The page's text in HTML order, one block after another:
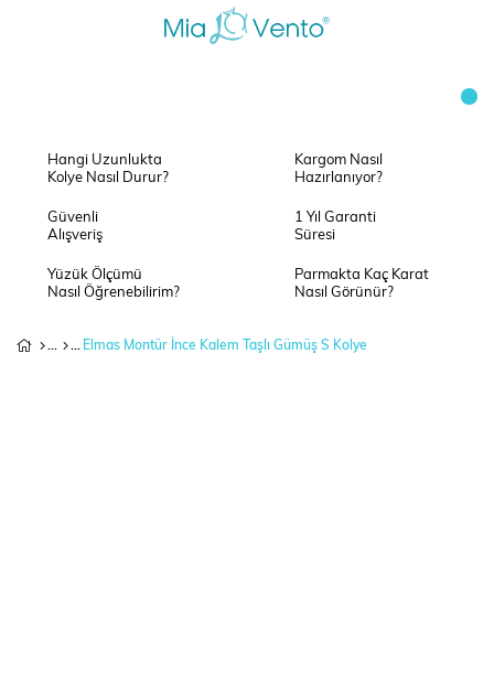
Hangi Uzunlukta
Kolye Nasıl Durur?
Kargom Nasıl
Hazırlanıyor?
Güvenli
Alışveriş
1 Yıl Garanti
Süresi
Yüzük Ölçümü
Nasıl Öğrenebilirim?
Parmakta Kaç Karat
Nasıl Görünür?
Elmas Montür İnce Kalem Taşlı Gümüş S Kolye